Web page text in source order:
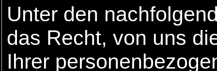
Unter den
das Recht, von uns
Ihrer